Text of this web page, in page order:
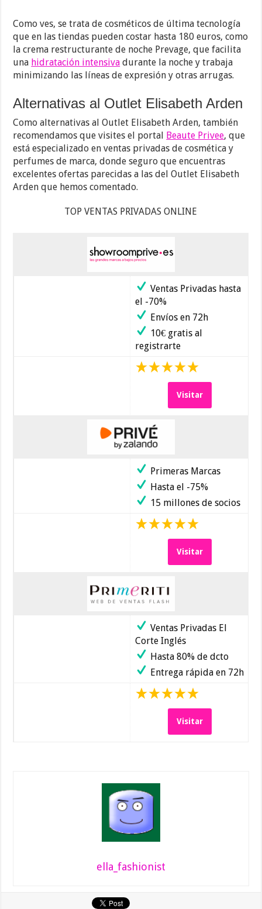
Como ves, se trata de cosméticos de última tecnología
que en las tiendas pueden costar hasta 180 euros, como
la crema restructurante de noche Prevage, que facilita
una hidratación intensiva durante la noche y trabaja
minimizando las líneas de expresión y otras arrugas.
Alternativas al Outlet Elisabeth Arden
Como alternativas al Outlet Elisabeth Arden, también
recomendamos que visites el portal
Beaute Privee, que
está especializado en ventas privadas de cosmética y
perfumes de marca, donde seguro que encuentras
excelentes ofertas parecidas a las del Outlet Elisabeth
Arden que hemos comentado.
TOP VENTAS PRIVADAS ONLINE
Ventas Privadas hasta
el -70%
Envíos en 72h
10€ gratis al
registrarte
Visitar
Primeras Marcas
Hasta el -75%
15 millones de socios
Visitar
Ventas Privadas El
Corte Inglés
Hasta 80% de dcto
Entrega rápida en 72h
Visitar
ella_fashionist